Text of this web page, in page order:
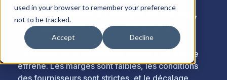
used in your browser to remember your preference
not to be tracked.
Accept Decline
De la commande au compte de résultat,
sans aucune intervention manuelle
Le secteur de la distribution évolue à un rythme
effréné. Les marges sont faibles, les conditions